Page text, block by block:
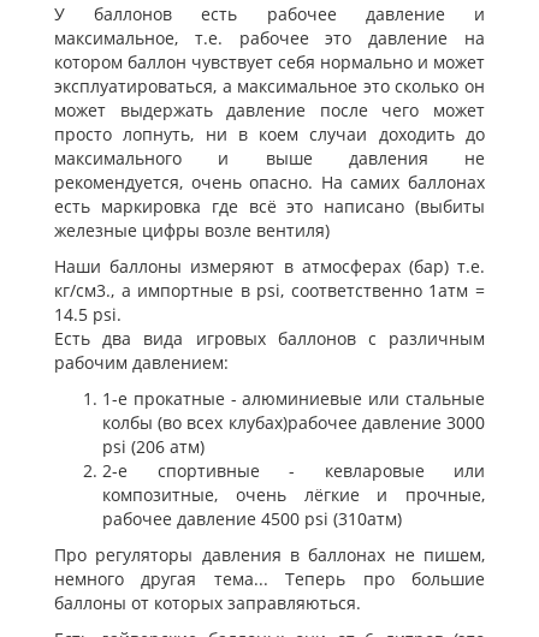
У баллонов есть рабочее давление и
максимальное, т.е. рабочее это давление на
котором баллон чувствует себя нормально и может
эксплуатироваться, а максимальное это сколько он
может выдержать давление после чего может
просто лопнуть, ни в коем случаи доходить до
максимального и выше давления не
рекомендуется, очень опасно. На самих баллонах
есть маркировка где всё это написано (выбиты
железные цифры возле вентиля)
Наши баллоны измеряют в атмосферах (бар) т.е.
кг/см3., а импортные в psi, соответственно 1атм =
14.5 psi.
Есть два вида игровых баллонов с различным
рабочим давлением:
1-е прокатные - алюминиевые или стальные
колбы (во всех клубах)рабочее давление 3000
psi (206 атм)
2-е спортивные - кевларовые или
композитные, очень лёгкие и прочные,
рабочее давление 4500 psi (310атм)
Про регуляторы давления в баллонах не пишем,
немного другая тема... Теперь про большие
баллоны от которых заправляються.